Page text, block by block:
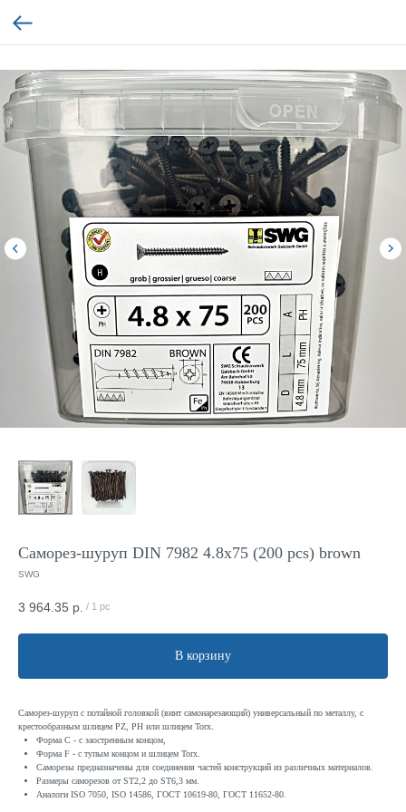
Саморез-шуруп DIN 7982 4.8x75 (200 pcs) brown
SWG
3 964.35 р. / 1 pc
В корзину
Саморез-шуруп с потайной головкой (винт самонарезающий) универсальный по металлу, с
крестообразным шлицем PZ, PH или шлицем Torx.
Форма С - с заостренным концом,
Форма F - с тупым концом и шлицем Torx.
Саморезы предназначены для соединения частей конструкций из различных материалов.
Размеры саморезов от ST2,2 до ST6,3 мм.
Аналоги ISO 7050, ISO 14586, ГОСТ 10619-80, ГОСТ 11652-80.